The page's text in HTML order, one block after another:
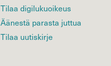
Tilaa digilukuoikeus
Äänestä parasta juttua
Tilaa uutiskirje